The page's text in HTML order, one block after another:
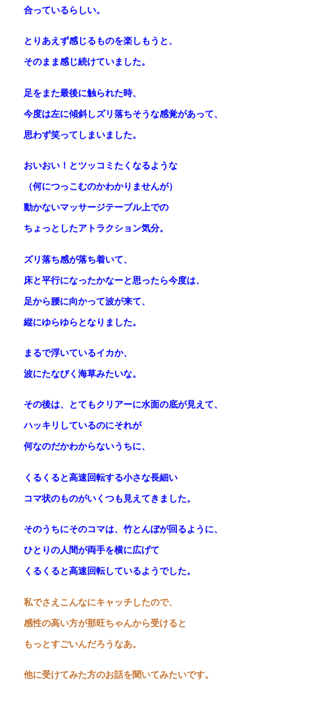
合っているらしい。
とりあえず感じるものを楽しもうと、
そのまま感じ続けていました。
足をまた最後に触られた時、
今度は左に傾斜しズリ落ちそうな感覚があって、
思わず笑ってしまいました。
おいおい！とツッコミたくなるような
（何につっこむのかわかりませんが）
動かないマッサージテーブル上での
ちょっとしたアトラクション気分。
ズリ落ち感が落ち着いて、
床と平行になったかなーと思ったら今度は、
足から腰に向かって波が来て、
縦にゆらゆらとなりました。
まるで浮いているイカか、
波にたなびく海草みたいな。
その後は、とてもクリアーに水面の底が見えて、
ハッキリしているのにそれが
何なのだかわからないうちに、
くるくると高速回転する小さな長細い
コマ状のものがいくつも見えてきました。
そのうちにそのコマは、竹とんぼが回るように、
ひとりの人間が両手を横に広げて
くるくると高速回転しているようでした。
私でさえこんなにキャッチしたので、
感性の高い方が那旺ちゃんから受けると
もっとすごいんだろうなあ。
他に受けてみた方のお話を聞いてみたいです。